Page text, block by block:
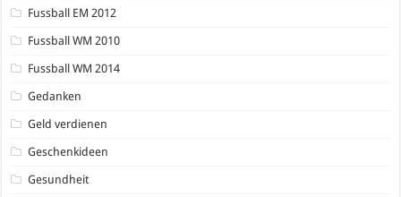
Fussball EM 2012
Fussball WM 2010
Fussball WM 2014
Gedanken
Geld verdienen
Geschenkideen
Gesundheit